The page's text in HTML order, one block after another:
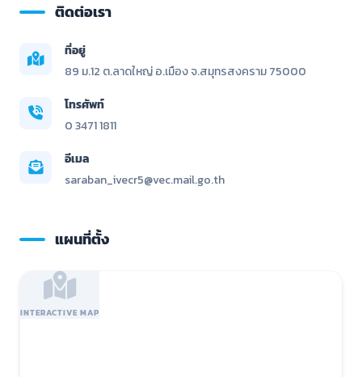
ติดต่อเรา
ที่อยู่
89 ม.12 ต.ลาดใหญ่ อ.เมือง จ.สมุทรสงคราม 75000
โทรศัพท์
0 3471 1811
อีเมล
saraban_ivecr5@vec.mail.go.th
แผนที่ตั้ง
INTERACTIVE MAP